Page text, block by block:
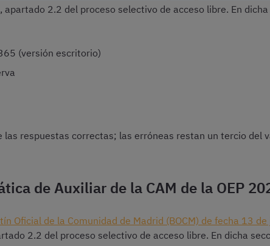
2.2 del proceso selectivo de acceso libre. En
(versión escritorio)
respuestas correctas; las erróneas restan un tercio del
de Auxiliar de la CAM de la OEP
Oficial de la Comunidad de Madrid (BOCM) de fecha 13
2.2 del proceso selectivo de acceso libre. En dicha